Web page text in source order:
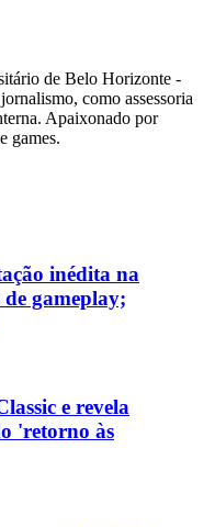
de Belo Horizonte -
como assessoria
Apaixonado por
games.
inédita na
gameplay;
e revela
'retorno às